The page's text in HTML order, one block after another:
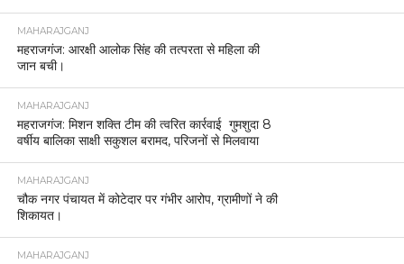
MAHARAJGANJ
महराजगंज: आरक्षी आलोक सिंह की तत्परता से महिला की
जान बची।
MAHARAJGANJ
महराजगंज: मिशन शक्ति टीम की त्वरित कार्रवाई गुमशुदा 8
वर्षीय बालिका साक्षी सकुशल बरामद, परिजनों से मिलवाया
MAHARAJGANJ
चौक नगर पंचायत में कोटेदार पर गंभीर आरोप, ग्रामीणों ने की
शिकायत।
MAHARAJGANJ